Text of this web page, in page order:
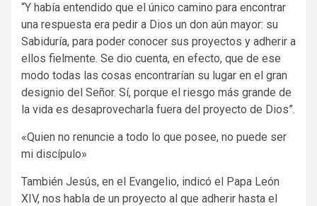
“Y había entendido que el único camino para encontrar
una respuesta era pedir a Dios un don aún mayor: su
Sabiduría, para poder conocer sus proyectos y adherir a
ellos fielmente. Se dio cuenta, en efecto, que de ese
modo todas las cosas encontrarían su lugar en el gran
designio del Señor. Sí, porque el riesgo más grande de
la vida es desaprovecharla fuera del proyecto de Dios”.
«Quien no renuncie a todo lo que posee, no puede ser
mi discípulo»
También Jesús, en el Evangelio, indicó el Papa León
XIV, nos habla de un proyecto al que adherir hasta el